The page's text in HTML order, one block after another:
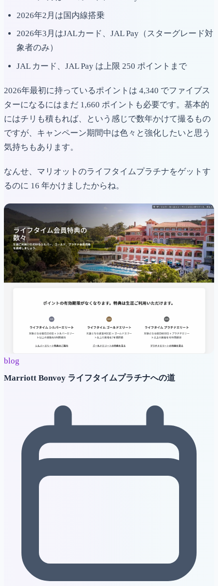
2026年2月は国内線搭乗
2026年3月はJALカード、JAL Pay（スターグレード対
象者のみ）
JAL カード、JAL Pay は上限 250 ポイントまで
2026年最初に持っているポイントは 4,340 でファイブス
ターになるにはまだ 1,660 ポイントも必要です。基本的
にはチリも積もれば、という感じで数年かけて撮るもの
ですが、キャンペーン期間中は色々と強化したいと思う
気持ちもあります。
なんせ、マリオットのライフタイムプラチナをゲットす
るのに 16 年かけましたからね。
blog
Marriott Bonvoy ライフタイムプラチナへの道